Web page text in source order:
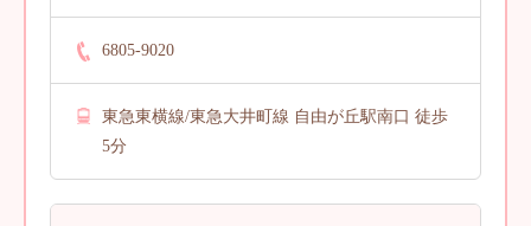
6805-9020
東急東横線/東急大井町線 自由が丘駅南口 徒歩
5分